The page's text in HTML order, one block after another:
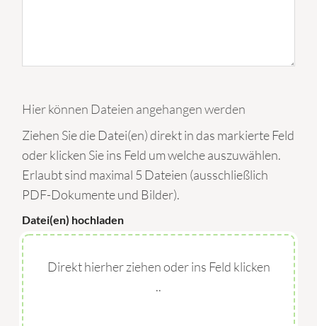
Hier können Dateien angehangen werden
Ziehen Sie die Datei(en) direkt in das markierte Feld
oder klicken Sie ins Feld um welche auszuwählen.
Erlaubt sind maximal 5 Dateien (ausschließlich
PDF-Dokumente und Bilder).
Datei(en) hochladen
Direkt hierher ziehen oder ins Feld klicken
..